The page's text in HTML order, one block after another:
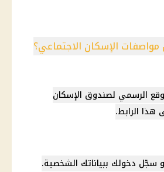
الإسكان الاجتماعي؟
الرسمي لصندوق الإسكان
هذا الرابط.
سجّل دخولك ببياناتك الشخصية.